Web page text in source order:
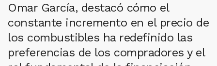
Omar García, destacó cómo el
constante incremento en el precio de
los combustibles ha redefinido las
preferencias de los compradores y el